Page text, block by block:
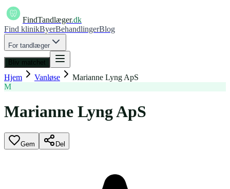
FindTandlæger.dk
Find klinikByerBehandlingerBlog
For tandlæger
Bliv matchet
Hjem Vanløse
Marianne Lyng ApS
M
Marianne Lyng ApS
Gem Del